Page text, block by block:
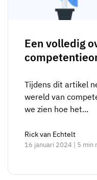
Een volledig
Tijdens dit artikel
wereld van
we zien hoe het...
Rick van Echtelt
16 januari 2024 | 5 min